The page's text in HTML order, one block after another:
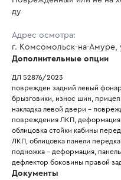
ду
Адрес осмотра:
г. Комсомольск-на-Амуре,
Дополнительные опции
ДЛ 52876/2023
поврежден задний левый
брызговики, износ шин,
накладка левой двери -
повреждения ЛКП,
облицовка стойки кабины
ЛКП, облицовка панели
подножка - деформация,
дефлектор боковины правой
Документы